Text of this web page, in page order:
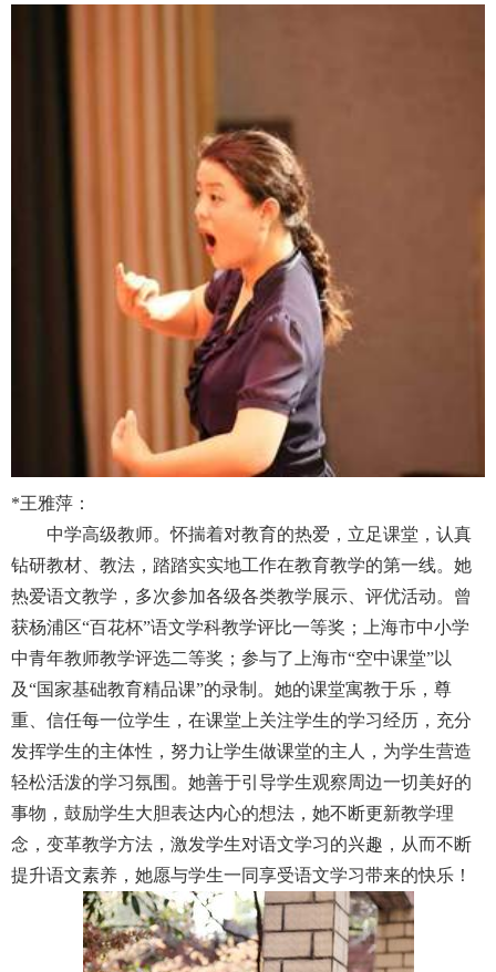
*王雅萍：
中学高级教师。怀揣着对教育的热爱，立足课堂，认真
钻研教材、教法，踏踏实实地工作在教育教学的第一线。她
热爱语文教学，多次参加各级各类教学展示、评优活动。曾
获杨浦区“百花杯”语文学科教学评比一等奖；上海市中小学
中青年教师教学评选二等奖；参与了上海市“空中课堂”以
及“国家基础教育精品课”的录制。她的课堂寓教于乐，尊
重、信任每一位学生，在课堂上关注学生的学习经历，充分
发挥学生的主体性，努力让学生做课堂的主人，为学生营造
轻松活泼的学习氛围。她善于引导学生观察周边一切美好的
事物，鼓励学生大胆表达内心的想法，她不断更新教学理
念，变革教学方法，激发学生对语文学习的兴趣，从而不断
提升语文素养，她愿与学生一同享受语文学习带来的快乐！